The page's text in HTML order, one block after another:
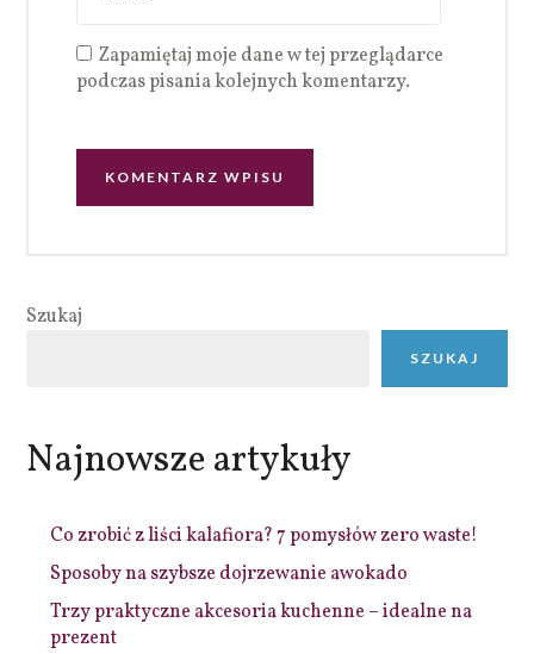
Zapamiętaj moje dane w tej przeglądarce
podczas pisania kolejnych komentarzy.
Szukaj
SZUKAJ
Najnowsze artykuły
Co zrobić z liści kalafiora? 7 pomysłów zero waste!
Sposoby na szybsze dojrzewanie awokado
Trzy praktyczne akcesoria kuchenne – idealne na
prezent